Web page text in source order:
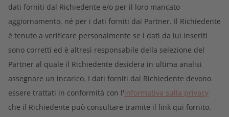
dati forniti dal Richiedente e/o per il loro mancato
aggiornamento, né per i dati forniti dai Partner. Il Richiedente
è tenuto a verificare personalmente se i dati da lui inseriti
sono corretti ed è altresì responsabile della selezione del
Partner al quale il Richiedente desidera in ultima analisi
assegnare un incarico. I dati forniti dal Richiedente devono
essere trattati in conformità con l'informativa sulla privacy
che il Richiedente può consultare tramite il link qui fornito.